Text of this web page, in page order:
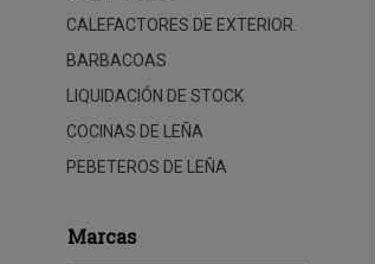
CALEFACTORES DE EXTERIOR.
BARBACOAS
LIQUIDACIÓN DE STOCK
COCINAS DE LEÑA
PEBETEROS DE LEÑA
Marcas